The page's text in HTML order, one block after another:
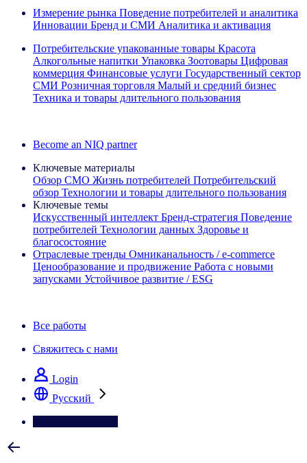
Измерение рынка Поведение потребителей и аналитика
Инновации Бренд и СМИ Аналитика и активация
Потребительские упакованные товары Красота
Алкогольные напитки Упаковка Зоотовары Цифровая
коммерция Финансовые услуги Государственный сектор
СМИ Розничная торговля Малый и средний бизнес
Техника и товары длительного пользования
Become an NIQ partner
Ключевые материалы
Обзор CMO Жизнь потребителей Потребительский
обзор Технологии и товары длительного пользования
Ключевые темы
Искусственный интеллект Бренд‑стратегия Поведение
потребителей Технологии данных Здоровье и
благосостояние
Отраслевые тренды Омниканальность / e‑commerce
Ценообразование и продвижение Работа с новыми
запусками Устойчивое развитие / ESG
Все работы
Свяжитесь с нами
Login
Pусский